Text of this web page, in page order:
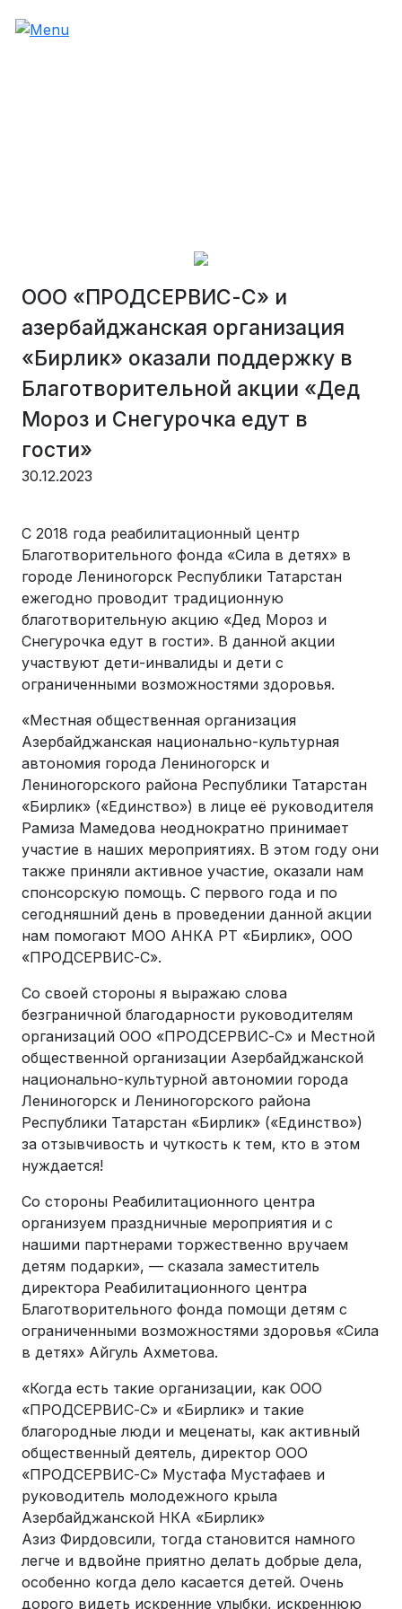
ООО «ПРОДСЕРВИС-С» и
азербайджанская организация
«Бирлик» оказали поддержку в
Благотворительной акции «Дед
Мороз и Снегурочка едут в
гости»
30.12.2023
С 2018 года реабилитационный центр
Благотворительного фонда «Сила в детях» в
городе Лениногорск Республики Татарстан
ежегодно проводит традиционную
благотворительную акцию «Дед Мороз и
Снегурочка едут в гости». В данной акции
участвуют дети-инвалиды и дети с
ограниченными возможностями здоровья.
«Местная общественная организация
Азербайджанская национально-культурная
автономия города Лениногорск и
Лениногорского района Республики Татарстан
«Бирлик» («Единство») в лице её руководителя
Рамиза Мамедова неоднократно принимает
участие в наших мероприятиях. В этом году они
также приняли активное участие, оказали нам
спонсорскую помощь. С первого года и по
сегодняшний день в проведении данной акции
нам помогают МОО АНКА РТ «Бирлик», ООО
«ПРОДСЕРВИС-С».
Со своей стороны я выражаю слова
безграничной благодарности руководителям
организаций ООО «ПРОДСЕРВИС-С» и Местной
общественной организации Азербайджанской
национально-культурной автономии города
Лениногорск и Лениногорского района
Республики Татарстан «Бирлик» («Единство»)
за отзывчивость и чуткость к тем, кто в этом
нуждается!
Со стороны Реабилитационного центра
организуем праздничные мероприятия и с
нашими партнерами торжественно вручаем
детям подарки», — сказала заместитель
директора Реабилитационного центра
Благотворительного фонда помощи детям с
ограниченными возможностями здоровья «Сила
в детях» Айгуль Ахметова.
«Когда есть такие организации, как ООО
«ПРОДСЕРВИС-С» и «Бирлик» и такие
благородные люди и меценаты, как активный
общественный деятель, директор ООО
«ПРОДСЕРВИС-С» Мустафа Мустафаев и
руководитель молодежного крыла
Азербайджанской НКА «Бирлик»
Азиз Фирдовсили, тогда становится намного
легче и вдвойне приятно делать добрые дела,
особенно когда дело касается детей. Очень
дорого видеть искренние улыбки, искреннюю